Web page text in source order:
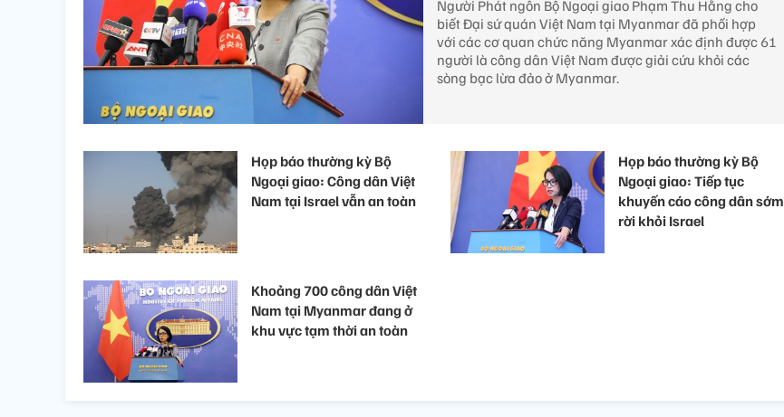
Người Phát ngôn Bộ Ngoại giao Phạm Thu Hằng cho
biết Đại sứ quán Việt Nam tại Myanmar đã phối hợp
với các cơ quan chức năng Myanmar xác định được 61
người là công dân Việt Nam được giải cứu khỏi các
sòng bạc lừa đảo ở Myanmar.
Họp báo thường kỳ Bộ
Ngoại giao: Công dân Việt
Nam tại Israel vẫn an toàn
Họp báo thường kỳ Bộ
Ngoại giao: Tiếp tục
khuyến cáo công dân sớm
rời khỏi Israel
Khoảng 700 công dân Việt
Nam tại Myanmar đang ở
khu vực tạm thời an toàn